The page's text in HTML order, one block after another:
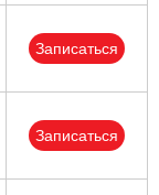
Записаться
Записаться